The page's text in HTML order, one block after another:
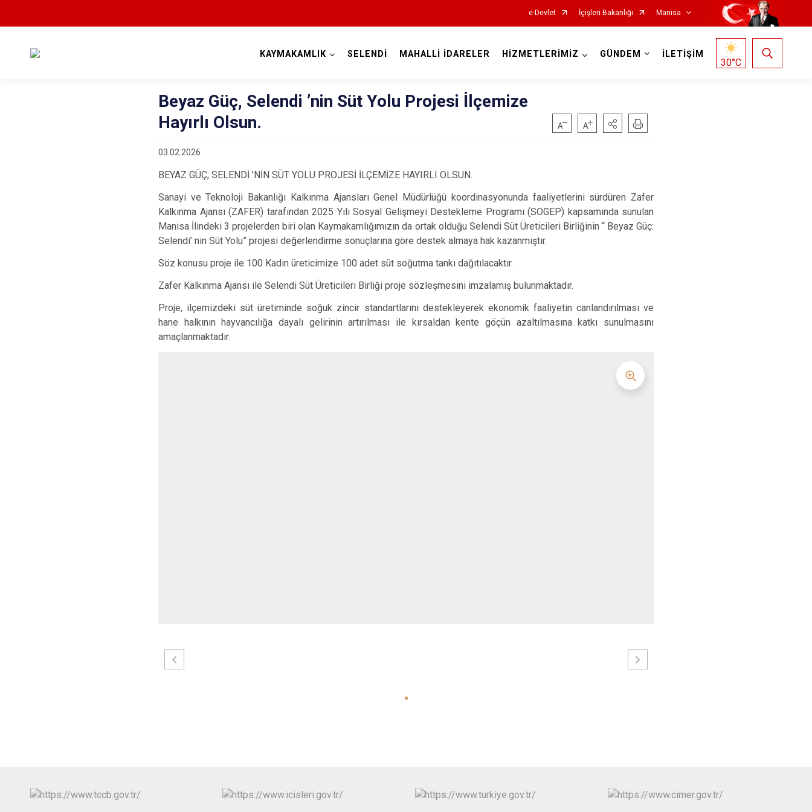
e-Devlet İçişleri Bakanlığı Manisa
Alaşehir
Demirci
Kırkağaç
Köprübaşı
Sarıgöl
Saruhanlı
Selendi
Yunusemre
KAYMAKAMLIK SELENDİ MAHALLİ İDARELER HİZMETLERİMİZ GÜNDEM İLETİŞİM
30°C
Beyaz Güç, Selendi ’nin Süt Yolu Projesi İlçemize
Hayırlı Olsun.
03.02.2026
BEYAZ GÜÇ, SELENDİ ’NİN SÜT YOLU PROJESİ İLÇEMİZE HAYIRLI OLSUN.
Sanayi ve Teknoloji Bakanlığı Kalkınma Ajansları Genel Müdürlüğü koordinasyonunda faaliyetlerini sürdüren Zafer
Kalkınma Ajansı (ZAFER) tarafından 2025 Yılı Sosyal Gelişmeyi Destekleme Programı (SOGEP) kapsamında sunulan
Manisa İlindeki 3 projelerden biri olan Kaymakamlığımızın da ortak olduğu Selendi Süt Üreticileri Birliğinin “ Beyaz Güç:
Selendi’ nin Süt Yolu” projesi değerlendirme sonuçlarına göre destek almaya hak kazanmıştır.
Söz konusu proje ile 100 Kadın üreticimize 100 adet süt soğutma tankı dağıtılacaktır.
Zafer Kalkınma Ajansı ile Selendi Süt Üreticileri Birliği proje sözleşmesini imzalamış bulunmaktadır.
Proje, ilçemizdeki süt üretiminde soğuk zincir standartlarını destekleyerek ekonomik faaliyetin canlandırılması ve
hane halkının hayvancılığa dayalı gelirinin artırılması ile kırsaldan kente göçün azaltılmasına katkı sunulmasını
amaçlanmaktadır.